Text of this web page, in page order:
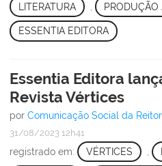
LITERATURA PRODUÇÃO
ESSENTIA EDITORA
Essentia Editora
Revista Vértices
por Comunicação Social da
31/08/2023 12h41
registrado em: VÉRTICES